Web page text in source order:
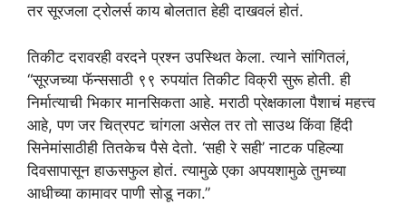
तर सूरजला ट्रोलर्स काय बोलतात हेही दाखवलं होतं.
तिकीट दरावरही वरदने प्रश्न उपस्थित केला. त्याने सांगितलं,
“सूरजच्या फॅन्ससाठी ९९ रुपयांत तिकीट विक्री सुरू होती. ही
निर्मात्याची भिकार मानसिकता आहे. मराठी प्रेक्षकाला पैशाचं महत्त्व
आहे, पण जर चित्रपट चांगला असेल तर तो साउथ किंवा हिंदी
सिनेमांसाठीही तितकेच पैसे देतो. ‘सही रे सही’ नाटक पहिल्या
दिवसापासून हाऊसफुल होतं. त्यामुळे एका अपयशामुळे तुमच्या
आधीच्या कामावर पाणी सोडू नका.”